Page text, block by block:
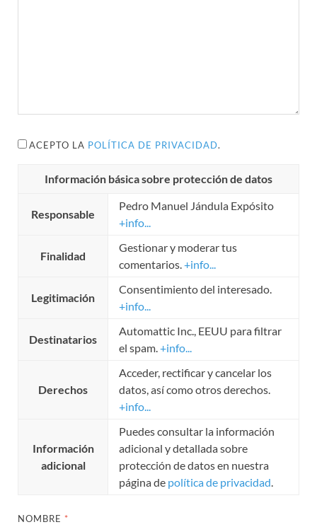
ACEPTO LA POLÍTICA DE PRIVACIDAD.
Información básica sobre protección de datos
Responsable
Pedro Manuel Jándula Expósito
+info...
Finalidad
Gestionar y moderar tus
comentarios. +info...
Legitimación
Consentimiento del interesado.
+info...
Destinatarios
Automattic Inc., EEUU para filtrar
el spam. +info...
Derechos
Acceder, rectificar y cancelar los
datos, así como otros derechos.
+info...
Información
adicional
Puedes consultar la información
adicional y detallada sobre
protección de datos en nuestra
página de política de privacidad
NOMBRE *